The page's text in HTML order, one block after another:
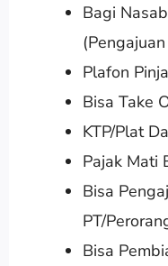
Bagi
Plafon
Bisa Take
KTP/Plat
Pajak Mati
Bisa
PT/
Bisa